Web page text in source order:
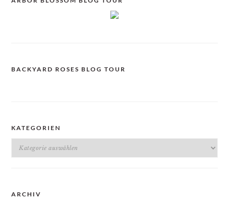
BACKYARD ROSES BLOG TOUR
KATEGORIEN
Kategorien
ARCHIV